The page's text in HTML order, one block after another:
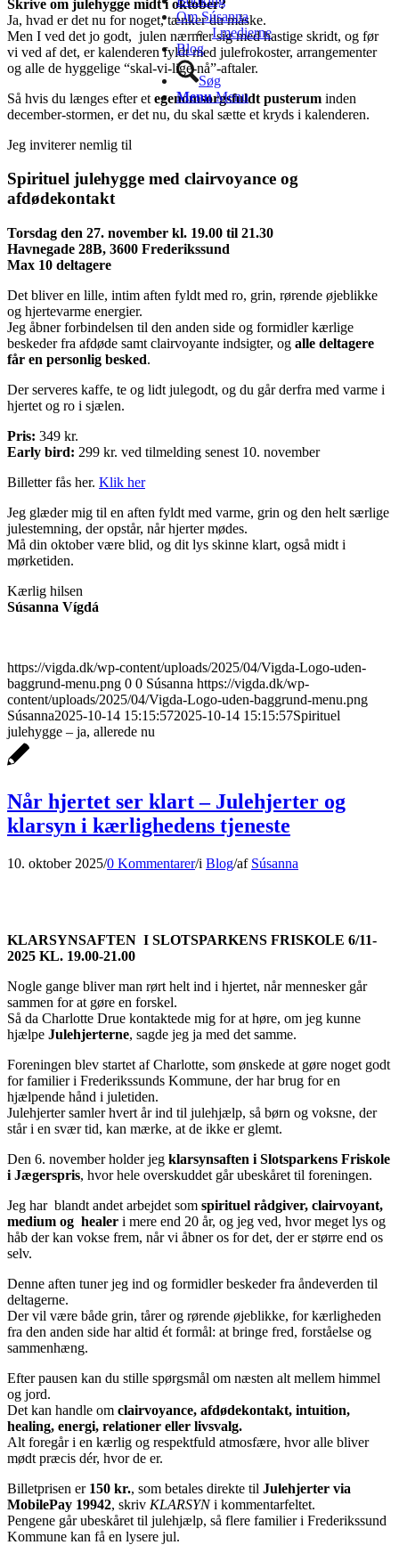
Om Súsanna
I medierne
Blog
Søg
Menu Menu
Skrive om julehygge midt i oktober?
Ja, hvad er det nu for noget, tænker du måske.
Men I ved det jo godt, julen nærmer sig med hastige skridt, og før
vi ved af det, er kalenderen fyldt med julefrokoster, arrangementer
og alle de hyggelige “skal-vi-lige-nå”-aftaler.
Så hvis du længes efter et egenomsorgsfuldt pusterum inden
december-stormen, er det nu, du skal sætte et kryds i kalenderen.
Jeg inviterer nemlig til
Spirituel julehygge med clairvoyance og
afdødekontakt
Torsdag den 27. november kl. 19.00 til 21.30
Havnegade 28B, 3600 Frederikssund
Max 10 deltagere
Det bliver en lille, intim aften fyldt med ro, grin, rørende øjeblikke
og hjertevarme energier.
Jeg åbner forbindelsen til den anden side og formidler kærlige
beskeder fra afdøde samt clairvoyante indsigter, og alle deltagere
får en personlig besked.
Der serveres kaffe, te og lidt julegodt, og du går derfra med varme i
hjertet og ro i sjælen.
Pris: 349 kr.
Early bird: 299 kr. ved tilmelding senest 10. november
Billetter fås her. Klik her
Jeg glæder mig til en aften fyldt med varme, grin og den helt særlige
julestemning, der opstår, når hjerter mødes.
Må din oktober være blid, og dit lys skinne klart, også midt i
mørketiden.
Kærlig hilsen
Súsanna Vígdá
https://vigda.dk/wp-content/uploads/2025/04/Vigda-Logo-uden-
baggrund-menu.png 0 0 Súsanna https://vigda.dk/wp-
content/uploads/2025/04/Vigda-Logo-uden-baggrund-menu.png
Súsanna2025-10-14 15:15:572025-10-14 15:15:57Spirituel
julehygge – ja, allerede nu
Når hjertet ser klart – Julehjerter og
klarsyn i kærlighedens tjeneste
10. oktober 2025/0 Kommentarer/i Blog/af Súsanna
KLARSYNSAFTEN I SLOTSPARKENS FRISKOLE 6/11-
2025 KL. 19.00-21.00
Nogle gange bliver man rørt helt ind i hjertet, når mennesker går
sammen for at gøre en forskel.
Så da Charlotte Drue kontaktede mig for at høre, om jeg kunne
hjælpe Julehjerterne, sagde jeg ja med det samme.
Foreningen blev startet af Charlotte, som ønskede at gøre noget godt
for familier i Frederikssunds Kommune, der har brug for en
hjælpende hånd i juletiden.
Julehjerter samler hvert år ind til julehjælp, så børn og voksne, der
står i en svær tid, kan mærke, at de ikke er glemt.
Den 6. november holder jeg klarsynsaften i Slotsparkens Friskole
i Jægerspris, hvor hele overskuddet går ubeskåret til foreningen.
Jeg har blandt andet arbejdet som spirituel rådgiver, clairvoyant,
medium og healer i mere end 20 år, og jeg ved, hvor meget lys og
håb der kan vokse frem, når vi åbner os for det, der er større end os
selv.
Denne aften tuner jeg ind og formidler beskeder fra åndeverden til
deltagerne.
Der vil være både grin, tårer og rørende øjeblikke, for kærligheden
fra den anden side har altid ét formål: at bringe fred, forståelse og
sammenhæng.
Efter pausen kan du stille spørgsmål om næsten alt mellem himmel
og jord.
Det kan handle om clairvoyance, afdødekontakt, intuition,
healing, energi, relationer eller livsvalg.
Alt foregår i en kærlig og respektfuld atmosfære, hvor alle bliver
mødt præcis dér, hvor de er.
Billetprisen er 150 kr., som betales direkte til Julehjerter via
MobilePay 19942, skriv KLARSYNi kommentarfeltet.
Pengene går ubeskåret til julehjælp, så flere familier i Frederikssund
Kommune kan få en lysere jul.